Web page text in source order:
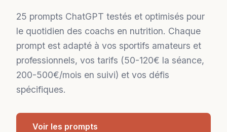
25 prompts ChatGPT testés et optimisés pour
le quotidien des coachs en nutrition. Chaque
prompt est adapté à vos sportifs amateurs et
professionnels, vos tarifs (50-120€ la séance,
200-500€/mois en suivi) et vos défis
spécifiques.
Voir les prompts